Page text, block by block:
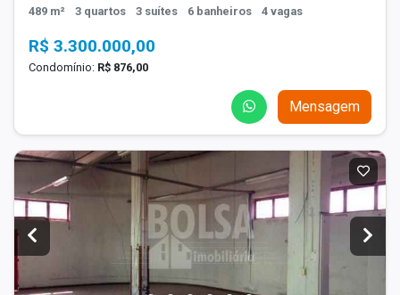
489 m² 3 quartos 3 suítes 6 banheiros 4 vagas
R$ 3.300.000,00
Condomínio: R$ 876,00
Mensagem